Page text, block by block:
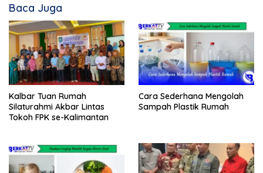
Baca Juga
Kalbar Tuan Rumah
Silaturahmi Akbar Lintas
Tokoh FPK se-Kalimantan
Cara Sederhana Mengolah
Sampah Plastik Rumah